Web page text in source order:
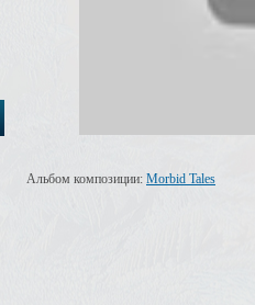
Альбом композиции: Morbid Tales